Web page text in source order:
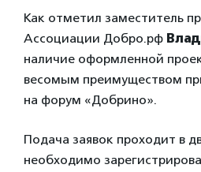
Как отметил заместитель
Ассоциации Добро.рф
наличие оформленной
весомым преимуществом
на форум «Добрино».
Подача заявок проходит в
необходимо